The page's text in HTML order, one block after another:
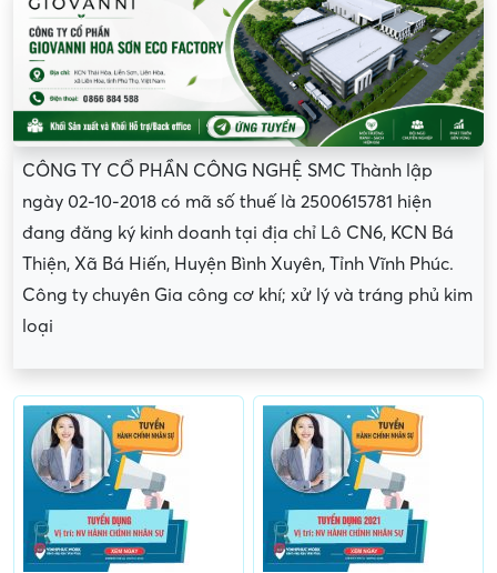
CÔNG TY CỔ PHẦN CÔNG NGHỆ SMC Thành lập
ngày 02-10-2018 có mã số thuế là 2500615781 hiện
đang đăng ký kinh doanh tại địa chỉ Lô CN6, KCN Bá
Thiện, Xã Bá Hiến, Huyện Bình Xuyên, Tỉnh Vĩnh Phúc.
Công ty chuyên Gia công cơ khí; xử lý và tráng phủ kim
loại